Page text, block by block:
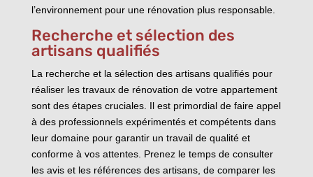
l’environnement pour une rénovation plus responsable.
Recherche et sélection des
artisans qualifiés
La recherche et la sélection des artisans qualifiés pour
réaliser les travaux de rénovation de votre appartement
sont des étapes cruciales. Il est primordial de faire appel
à des professionnels expérimentés et compétents dans
leur domaine pour garantir un travail de qualité et
conforme à vos attentes. Prenez le temps de consulter
les avis et les références des artisans, de comparer les